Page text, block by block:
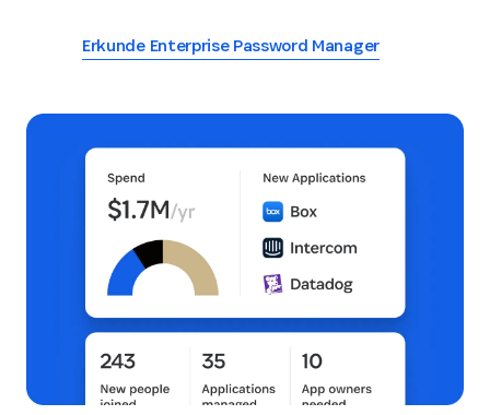
Erkunde Enterprise Password Manager